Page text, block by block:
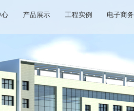
心 产品展示 工程实例 电子商务